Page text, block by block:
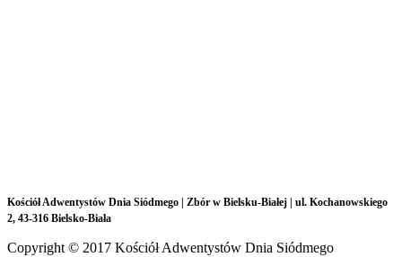
Kościół Adwentystów Dnia Siódmego | Zbór w Bielsku-Białej | ul. Kochanowskiego
2, 43-316 Bielsko-Biała
Copyright © 2017 Kościół Adwentystów Dnia Siódmego